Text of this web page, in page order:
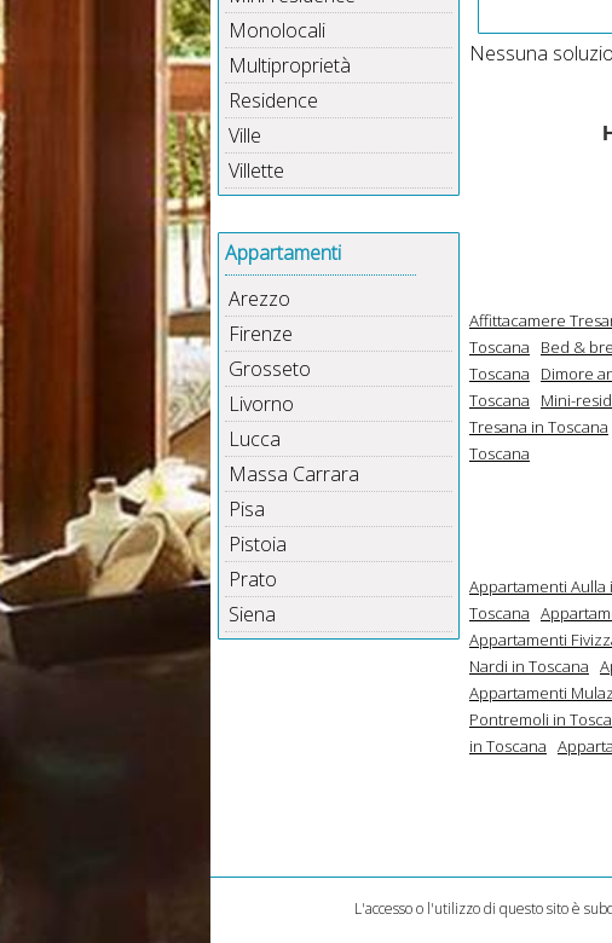
Monolocali
Multiproprietà
Residence
Ville
Villette
Appartamenti
Arezzo
Firenze
Grosseto
Livorno
Lucca
Massa Carrara
Pisa
Pistoia
Prato
Siena
Nessuna
Affittacamere
Toscana
Bed &
Toscana
Dimore
Toscana
Mini-
Tresana in Toscana
Toscana
Appartamenti Aulla
Toscana
Appartamenti
Nardi in Toscana
Appartamenti
Pontremoli in
in Toscana
L'accesso o l'utilizzo di questo sito è